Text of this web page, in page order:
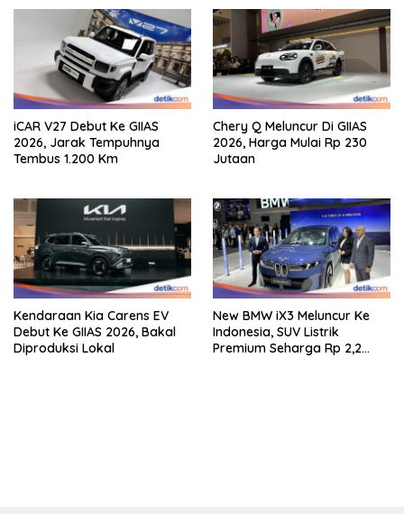
iCAR V27 Debut Ke GIIAS
2026, Jarak Tempuhnya
Tembus 1.200 Km
Chery Q Meluncur Di GIIAS
2026, Harga Mulai Rp 230
Jutaan
Kendaraan Kia Carens EV
Debut Ke GIIAS 2026, Bakal
Diproduksi Lokal
New BMW iX3 Meluncur Ke
Indonesia, SUV Listrik
Premium Seharga Rp 2,2